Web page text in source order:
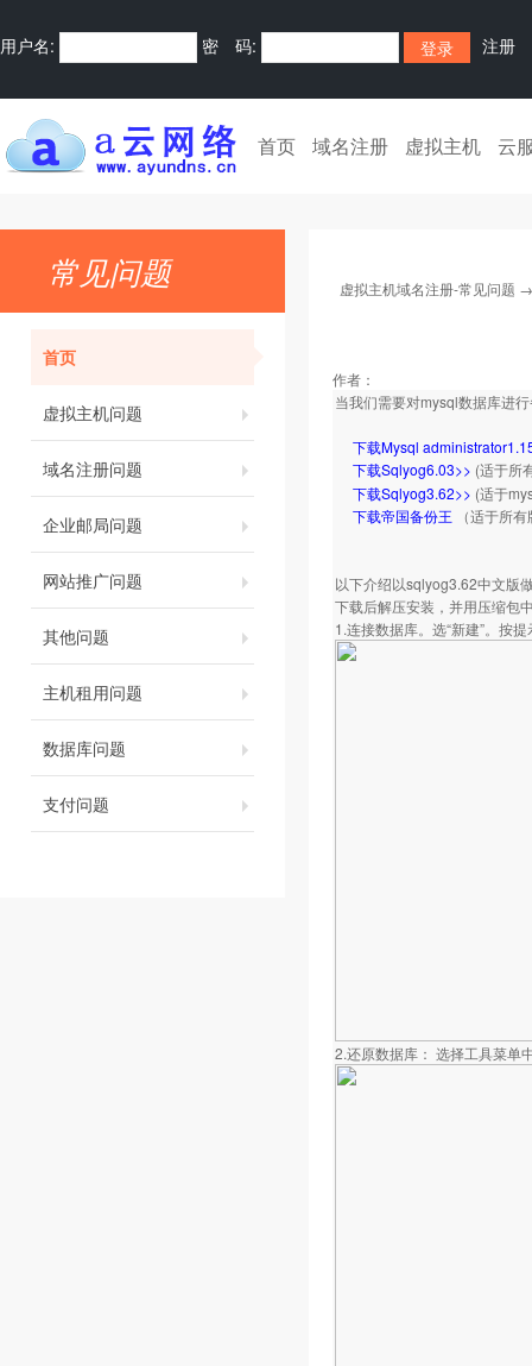
用户名: 密 码: 注册
首页 域名注册 虚拟主机 云
常见问题
首页
虚拟主机问题
域名注册问题
企业邮局问题
网站推广问题
其他问题
主机租用问题
数据库问题
支付问题
虚拟主机域名注册-常见问题
作者：
当我们需要对mysql数据库进
下载Mysql
下载Sqlyog6.03>> (适于所
下载Sqlyog3.62>> (适于
下载帝国备份王 （适于所
以下介绍以sqlyog3.62中文版
下载后解压安装，并用压缩包
1.连接数据库。选“新建”。按
2.还原数据库： 选择工具菜单